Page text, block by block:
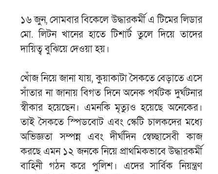
১৬ জুন, সোমবার বিকেলে উদ্ধারকর্মী এ টিমের লিডার
মো. লিটন খানের হাতে টিশার্ট তুলে দিয়ে তাদের
দায়িত্ব বুঝিয়ে দেওয়া হয়।
খোঁজ নিয়ে জানা যায়, কুয়াকাটা সৈকতে বেড়াতে এসে
সাঁতার না জানায় বিগত দিনে অনেক পর্যটক দুর্ঘটনার
স্বীকার হয়েছেন। এমনকি মৃত্যুও হয়েছে অনেকের।
তাই সৈকতে স্পিডবোট এবং স্কেটি চালকদের মধ্যে
অভিজ্ঞতা সম্পন্ন এবং দীর্ঘদিন স্বেচ্ছাসেবী কাজ
করছে এমন ১২ জনকে নিয়ে প্রাথমিকভাবে উদ্ধারকর্মী
বাহিনী গঠন করে পুলিশ। এদের সার্বিক নিয়ন্ত্রণ